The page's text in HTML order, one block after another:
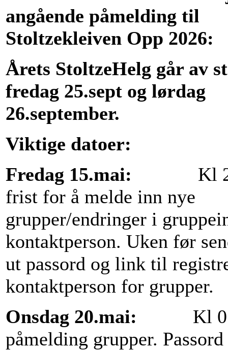
angående påmelding til
Stoltzekleiven Opp 2026:
Årets StoltzeHelg går av
fredag 25.sept og lørdag
26.september.
Viktige datoer:
Fredag 15.mai:
Kl
frist for å melde inn nye
grupper/endringer i
kontaktperson. Uken før
ut passord og link til
kontaktperson for grupper.
Onsdag 20.mai:
Kl
påmelding grupper.